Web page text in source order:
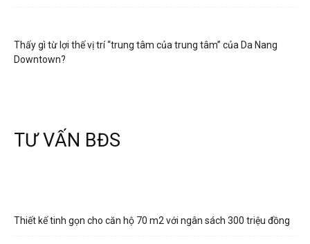
Thấy gì từ lợi thế vị trí “trung tâm của trung tâm” của Da Nang
Downtown?
TƯ VẤN BĐS
Thiết kế tinh gọn cho căn hộ 70 m2 với ngân sách 300 triệu đồng